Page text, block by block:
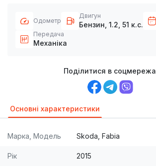
Одометр
Двигун
Бензин, 1.2, 51 к.с.
Передача
Механіка
Поділитися в
Основні характеристики
Марка, Модель Skoda, Fabia
Рік 2015